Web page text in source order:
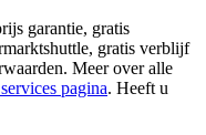
garantie, gratis
gratis verblijf
Meer over alle
pagina. Heeft u